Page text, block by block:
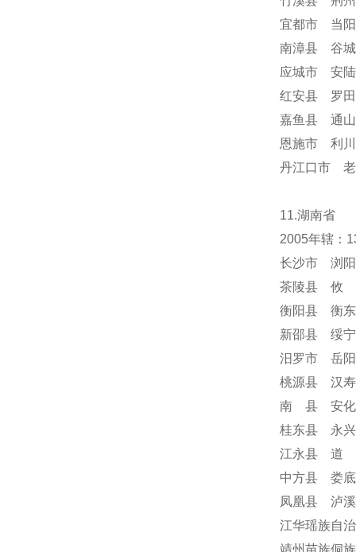
宜都市 当
南漳县 谷
应城市 安
红安县 罗
嘉鱼县 通
恩施市 利
丹江口市
11.湖南省
2005年辖：
长沙市 浏
茶陵县 攸
衡阳县 衡
新邵县 绥
汨罗市 岳
桃源县 汉
南 县 安化
桂东县 永
江永县 道
中方县 娄
凤凰县 泸
江华瑶族自
靖州苗族侗